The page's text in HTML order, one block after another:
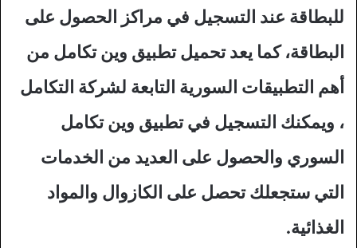
للبطاقة عند التسجيل في مراكز الحصول على
البطاقة، كما يعد تحميل تطبيق وين تكامل من
أهم التطبيقات السورية التابعة لشركة التكامل
، ويمكنك التسجيل في تطبيق وين تكامل
السوري والحصول على العديد من الخدمات
التي ستجعلك تحصل على الكازوال والمواد
الغذائية.